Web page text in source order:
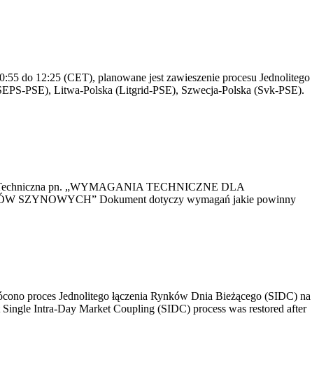
do 12:25 (CET), planowane jest zawieszenie procesu Jednolitego
PSE), Litwa-Polska (Litgrid-PSE), Szwecja-Polska (Svk-PSE).
Techniczna pn. „WYMAGANIA TECHNICZNE DLA
Dokument dotyczy wymagań jakie powinny
proces Jednolitego łączenia Rynków Dnia Bieżącego (SIDC) na
Intra-Day Market Coupling (SIDC) process was restored after